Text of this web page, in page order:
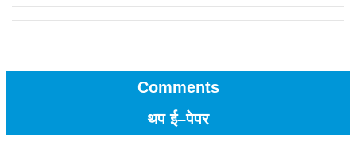
Comments
थप ई–पेपर